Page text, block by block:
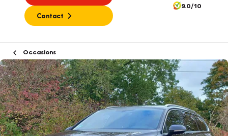
Contact
9.0/10
Occasions